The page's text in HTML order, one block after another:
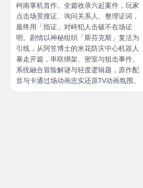
柯南掌机首作。全篇收录六起案件，玩家
点击场景搜证、询问关系人、整理证词，
最终用「指证」对峙犯人击破不在场证
明。剧情以神秘组织「斯芬克斯」复活为
引线，从阿笠博士的米花防灾中心机器人
暴走开篇，串联绑架、密室与狙击事件。
系统融合冒险解谜与轻度逻辑题，原作配
音与卡通过场动画忠实还原TV动画氛围。